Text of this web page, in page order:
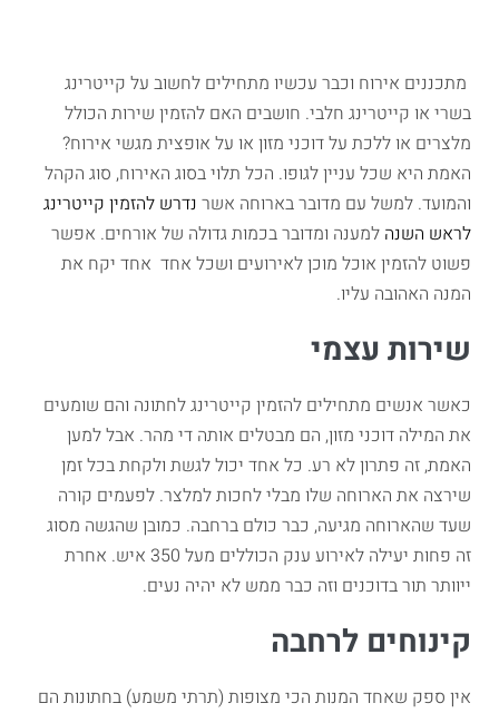
מתכננים אירוח וכבר עכשיו מתחילים לחשוב על קייטרינג
בשרי או קייטרינג חלבי. חושבים האם להזמין שירות הכולל
מלצרים או ללכת על דוכני מזון או על אופצית מגשי אירוח?
האמת היא שכל עניין לגופו. הכל תלוי בסוג האירוח, סוג הקהל
והמועד. למשל עם מדובר בארוחה אשר נדרש להזמין קייטרינג
לראש השנה למענה ומדובר בכמות גדולה של אורחים. אפשר
פשוט להזמין אוכל מוכן לאירועים ושכל אחד אחד יקח את
המנה האהובה עליו.
שירות עצמי
כאשר אנשים מתחילים להזמין קייטרינג לחתונה והם שומעים
את המילה דוכני מזון, הם מבטלים אותה די מהר. אבל למען
האמת, זה פתרון לא רע. כל אחד יכול לגשת ולקחת בכל זמן
שירצה את הארוחה שלו מבלי לחכות למלצר. לפעמים קורה
שעד שהארוחה מגיעה, כבר כולם ברחבה. כמובן שהגשה מסוג
זה פחות יעילה לאירוע ענק הכוללים מעל 350 איש. אחרת
ייוותר תור בדוכנים וזה כבר ממש לא יהיה נעים.
קינוחים לרחבה
אין ספק שאחד המנות הכי מצופות (תרתי משמע) בחתונות הם